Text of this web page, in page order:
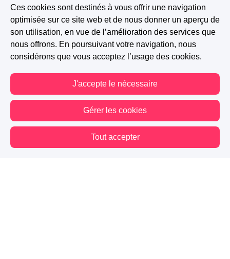
Ces cookies sont destinés à vous offrir une navigation
optimisée sur ce site web et de nous donner un aperçu de
son utilisation, en vue de l’amélioration des services que
nous offrons. En poursuivant votre navigation, nous
considérons que vous acceptez l’usage des cookies.
J'accepte le nécessaire
Gérer les cookies
Tout accepter